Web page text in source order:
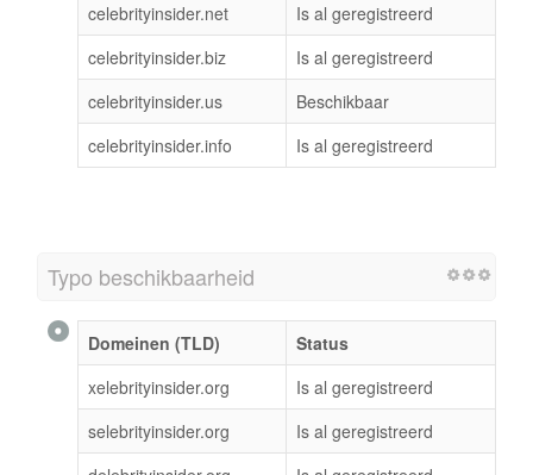
celebrityinsider.net
Is al geregistreerd
celebrityinsider.biz
Is al geregistreerd
celebrityinsider.us
Beschikbaar
celebrityinsider.info
Is al geregistreerd
Typo beschikbaarheid
Domeinen (TLD)
Status
xelebrityinsider.org
Is al geregistreerd
selebrityinsider.org
Is al geregistreerd